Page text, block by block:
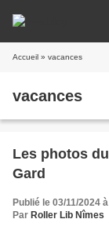
Accueil » vacances
vacances
Les photos
Gard
Publié le 03/11/2024
Par Roller Lib Nîmes